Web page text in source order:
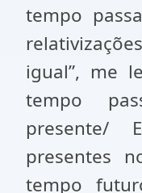
tempo
igual”, me
tempo
presente/
presentes
tempo